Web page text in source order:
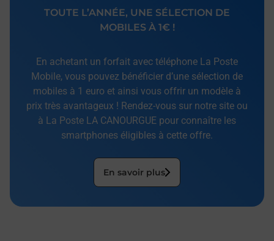
TOUTE L’ANNÉE, UNE SÉLECTION DE
MOBILES À 1€ !
En achetant un forfait avec téléphone La Poste
Mobile, vous pouvez bénéficier d’une sélection de
mobiles à 1 euro et ainsi vous offrir un modèle à
prix très avantageux ! Rendez-vous sur notre site ou
à La Poste LA CANOURGUE pour connaître les
smartphones éligibles à cette offre.
En savoir plus